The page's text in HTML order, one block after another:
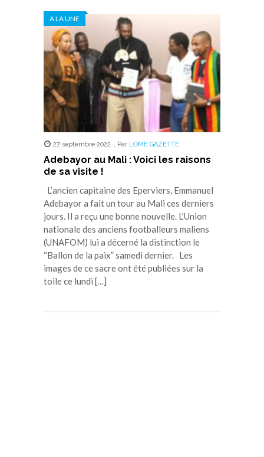
A LA UNE
27 septembre 2022 , Par LOME GAZETTE
Adebayor au Mali : Voici les raisons
de sa visite !
L’ancien capitaine des Eperviers, Emmanuel
Adebayor a fait un tour au Mali ces derniers
jours. Il a reçu une bonne nouvelle. L’Union
nationale des anciens footballeurs maliens
(UNAFOM) lui a décerné la distinction le
“Ballon de la paix” samedi dernier. Les
images de ce sacre ont été publiées sur la
toile ce lundi […]